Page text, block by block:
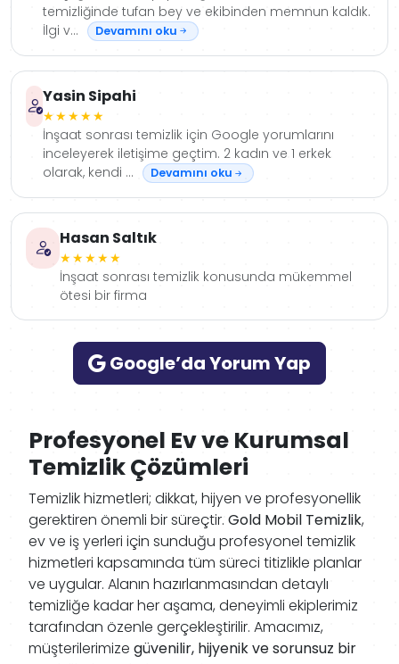
temizliğinde tufan bey ve ekibinden memnun kaldık.
İlgi v...
Devamını oku
Yasin Sipahi
★★★★★
İnşaat sonrası temizlik için Google yorumlarını
inceleyerek iletişime geçtim. 2 kadın ve 1 erkek
olarak, kendi ...
Devamını oku
Hasan Saltık
★★★★★
İnşaat sonrası temizlik konusunda mükemmel
ötesi bir firma
Google’da Yorum Yap
Profesyonel Ev ve Kurumsal
Temizlik Çözümleri
Temizlik hizmetleri; dikkat, hijyen ve profesyonellik
gerektiren önemli bir süreçtir. Gold Mobil Temizlik,
ev ve iş yerleri için sunduğu profesyonel temizlik
hizmetleri kapsamında tüm süreci titizlikle planlar
ve uygular. Alanın hazırlanmasından detaylı
temizliğe kadar her aşama, deneyimli ekiplerimiz
tarafından özenle gerçekleştirilir. Amacımız,
müşterilerimize güvenilir, hijyenik ve sorunsuz bir